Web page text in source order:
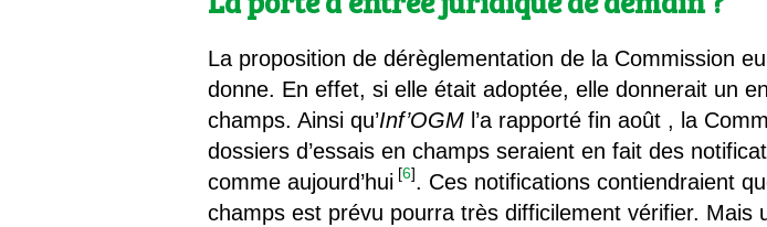
La proposition de dérèglementation de la Commission
donne. En effet, si elle était adoptée, elle donnerait un
champs. Ainsi qu’Inf’OGM l’a rapporté fin août , la
dossiers d’essais en champs seraient en fait des
comme aujourd’hui [6]. Ces notifications contiendraient
champs est prévu pourra très difficilement vérifier. Mais